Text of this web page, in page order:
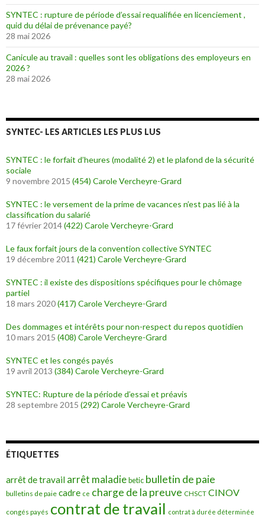
SYNTEC : rupture de période d’essai requalifiée en licenciement ,
quid du délai de prévenance payé?
28 mai 2026
Canicule au travail : quelles sont les obligations des employeurs en
2026 ?
28 mai 2026
SYNTEC- LES ARTICLES LES PLUS LUS
SYNTEC : le forfait d’heures (modalité 2) et le plafond de la sécurité
sociale
9 novembre 2015 (454) Carole Vercheyre-Grard
SYNTEC : le versement de la prime de vacances n’est pas lié à la
classification du salarié
17 février 2014(422) Carole Vercheyre-Grard
Le faux forfait jours de la convention collective SYNTEC
19 décembre 2011 (421) Carole Vercheyre-Grard
SYNTEC : il existe des dispositions spécifiques pour le chômage
partiel
18 mars 2020(417) Carole Vercheyre-Grard
Des dommages et intérêts pour non-respect du repos quotidien
10 mars 2015 (408) Carole Vercheyre-Grard
SYNTEC et les congés payés
19 avril 2013 (384) Carole Vercheyre-Grard
SYNTEC: Rupture de la période d’essai et préavis
28 septembre 2015 (292) Carole Vercheyre-Grard
ÉTIQUETTES
arrêt de travail arrêt maladie betic bulletin de paie
bulletins de paie cadre ce charge de la preuve CHSCT CINOV
congés payés contrat de travail contrat à durée déterminée